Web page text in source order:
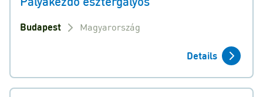
Budapest Magyarország
Details